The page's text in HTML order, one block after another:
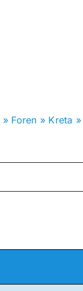
» Foren » Kreta »